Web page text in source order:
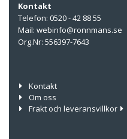
Kontakt
Telefon: 0520 - 42 88 55
Mail: webinfo@ronnmans.se
Org.Nr: 556397-7643
Kontakt
Om oss
Frakt och leveransvillkor